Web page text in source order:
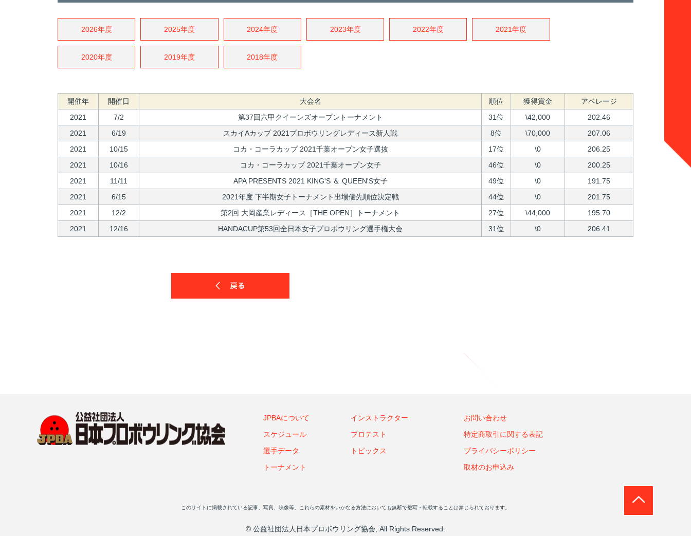
2026年度 2025年度 2024年度 2023年度 2022年度 2021年度
2020年度 2019年度 2018年度
開催年 開催日 大会名 順位 獲得賞金
アベレージ
2021
7/2 第37回六甲クイーンズオープントーナメント 31位 \42,000
202.46
2021
6/19 スカイAカップ 2021プロボウリングレディース新人戦 8位 \70,000
207.06
2021
10/15 コカ・コーラカップ 2021千葉オープン女子選抜 17位 \0
206.25
2021
10/16 コカ・コーラカップ 2021千葉オープン女子 46位 \0
200.25
2021
11/11 APA PRESENTS 2021 KING'S ＆ QUEEN'S女子 49位 \0
191.75
2021
6/15 2021年度 下半期女子トーナメント出場優先順位決定戦 44位 \0
201.75
2021
12/2 第2回 大岡産業レディース［THE OPEN］トーナメント 27位 \44,000
195.70
2021
12/16 HANDACUP第53回全日本女子プロボウリング選手権大会 31位 \0 206.41
JPBAについて
スケジュール
選手データ
トーナメント
インストラクター
プロテスト
トピックス
お問い合わせ
特定商取引に関する表記
プライバシーポリシー
取材のお申込み
このサイトに掲載されている記事、写真、映像等、これらの素材をいかなる方法においても無断で複写・転載することは禁じられております。
© 公益社団法人日本プロボウリング協会, All Rights Reserved.